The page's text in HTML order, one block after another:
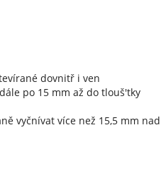
dovnitř i ven
po 15 mm až do tlouš'tky
vyčnívat více než 15,5 mm nad